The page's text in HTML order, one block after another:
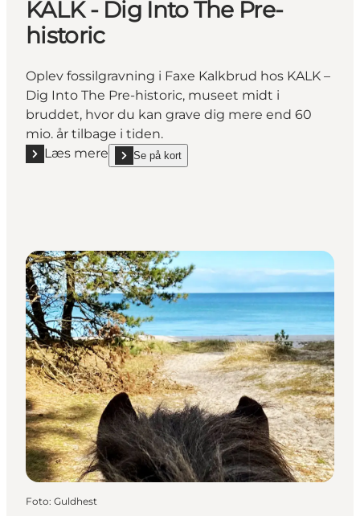
KALK - Dig Into The Pre-
historic
Oplev fossilgravning i Faxe Kalkbrud hos KALK –
Dig Into The Pre-historic, museet midt i
bruddet, hvor du kan grave dig mere end 60
mio. år tilbage i tiden.
Læs mere
Læs mere "KALK - Dig Into The Pre-historic"
Se på kort
show KALK - Dig Into The Pre-historic on_map
Foto: Guldhest